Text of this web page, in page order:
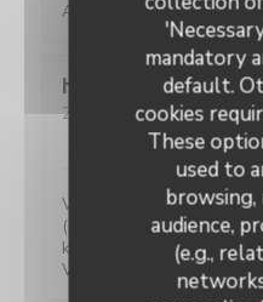
mandatory
default.
cookies
These
used to
browsing,
audience,
(e.g.,
Absolument parfait,
hans
2026-05-27- 20:30 -
/5 Ambiance:4/
Verrassende gerechten
(plat of bruis) is gratis. 2-
klein maar ze hebben ook
Vriendelijke bediening!